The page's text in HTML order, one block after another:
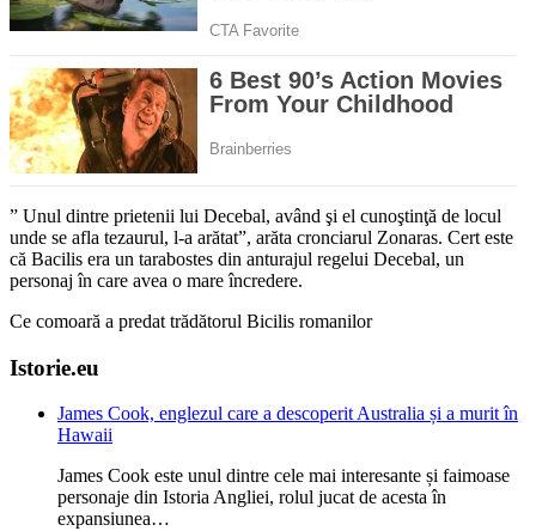
” Unul dintre prietenii lui Decebal, având şi el cunoştinţă de locul
unde se afla tezaurul, l-a arătat”, arăta cronciarul Zonaras. Cert este
că Bacilis era un tarabostes din anturajul regelui Decebal, un
personaj în care avea o mare încredere.
Ce comoară a predat trădătorul Bicilis romanilor
Istorie.eu
James Cook, englezul care a descoperit Australia și a murit în
Hawaii
James Cook este unul dintre cele mai interesante și faimoase
personaje din Istoria Angliei, rolul jucat de acesta în
expansiunea…